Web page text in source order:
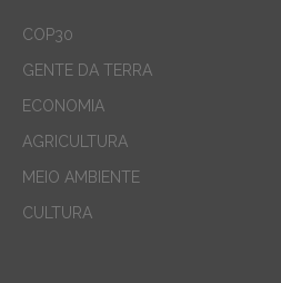
COP30
GENTE DA TERRA
ECONOMIA
AGRICULTURA
MEIO AMBIENTE
CULTURA